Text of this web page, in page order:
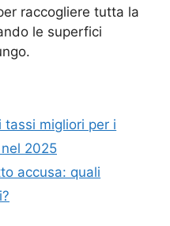
raccogliere tutta la
le superfici
tassi migliori per i
2025
accusa: quali